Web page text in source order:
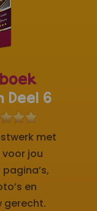
Deel 6
met
jou
en
gerecht.